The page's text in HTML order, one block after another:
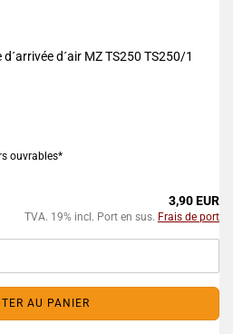
d´air MZ TS250 TS250/1
ouvrables*
3,90 EUR
TVA. 19% incl. Port en sus. Frais de port
AU PANIER